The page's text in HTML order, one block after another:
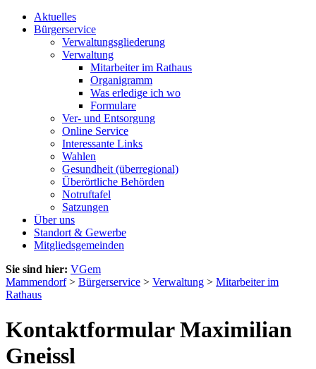
Aktuelles
Bürgerservice
Verwaltungsgliederung
Verwaltung
Mitarbeiter im Rathaus
Organigramm
Was erledige ich wo
Formulare
Ver- und Entsorgung
Online Service
Interessante Links
Wahlen
Gesundheit (überregional)
Überörtliche Behörden
Notruftafel
Satzungen
Über uns
Standort & Gewerbe
Mitgliedsgemeinden
Sie sind hier: VGem
Mammendorf> Bürgerservice > Verwaltung > Mitarbeiter im
Rathaus
Kontaktformular Maximilian
Gneissl